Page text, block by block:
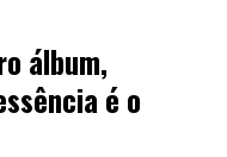
álbum,
é o